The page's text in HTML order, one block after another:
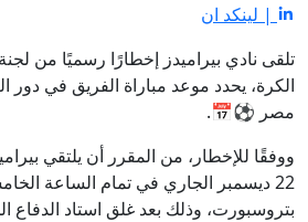
| لينكد ان
تلقى نادي بيراميدز إخطارًا رسميًا من
مصر ⚽📅.
ووفقًا للإخطار، من المقرر أن يلتقي
22 ديسمبر الجاري في تمام الساعة
بتروسبورت، وذلك بعد غلق استاد الدفاع